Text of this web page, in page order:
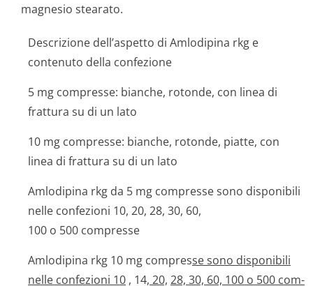
magnesio stearato.
Descrizione dell’aspetto di Amlodipina rkg e
contenuto della confezione
5 mg compresse: bianche, rotonde, con linea di
frattura su di un lato
10 mg compresse: bianche, rotonde, piatte, con
linea di frattura su di un lato
Amlodipina rkg da 5 mg compresse sono disponibili
nelle confezioni 10, 20, 28, 30, 60,
100 o 500 compresse
Amlodipina rkg 10 mg compresse sono disponibili
nelle confezioni 10 , 14, 20, 28, 30, 60, 100 o 500 com­